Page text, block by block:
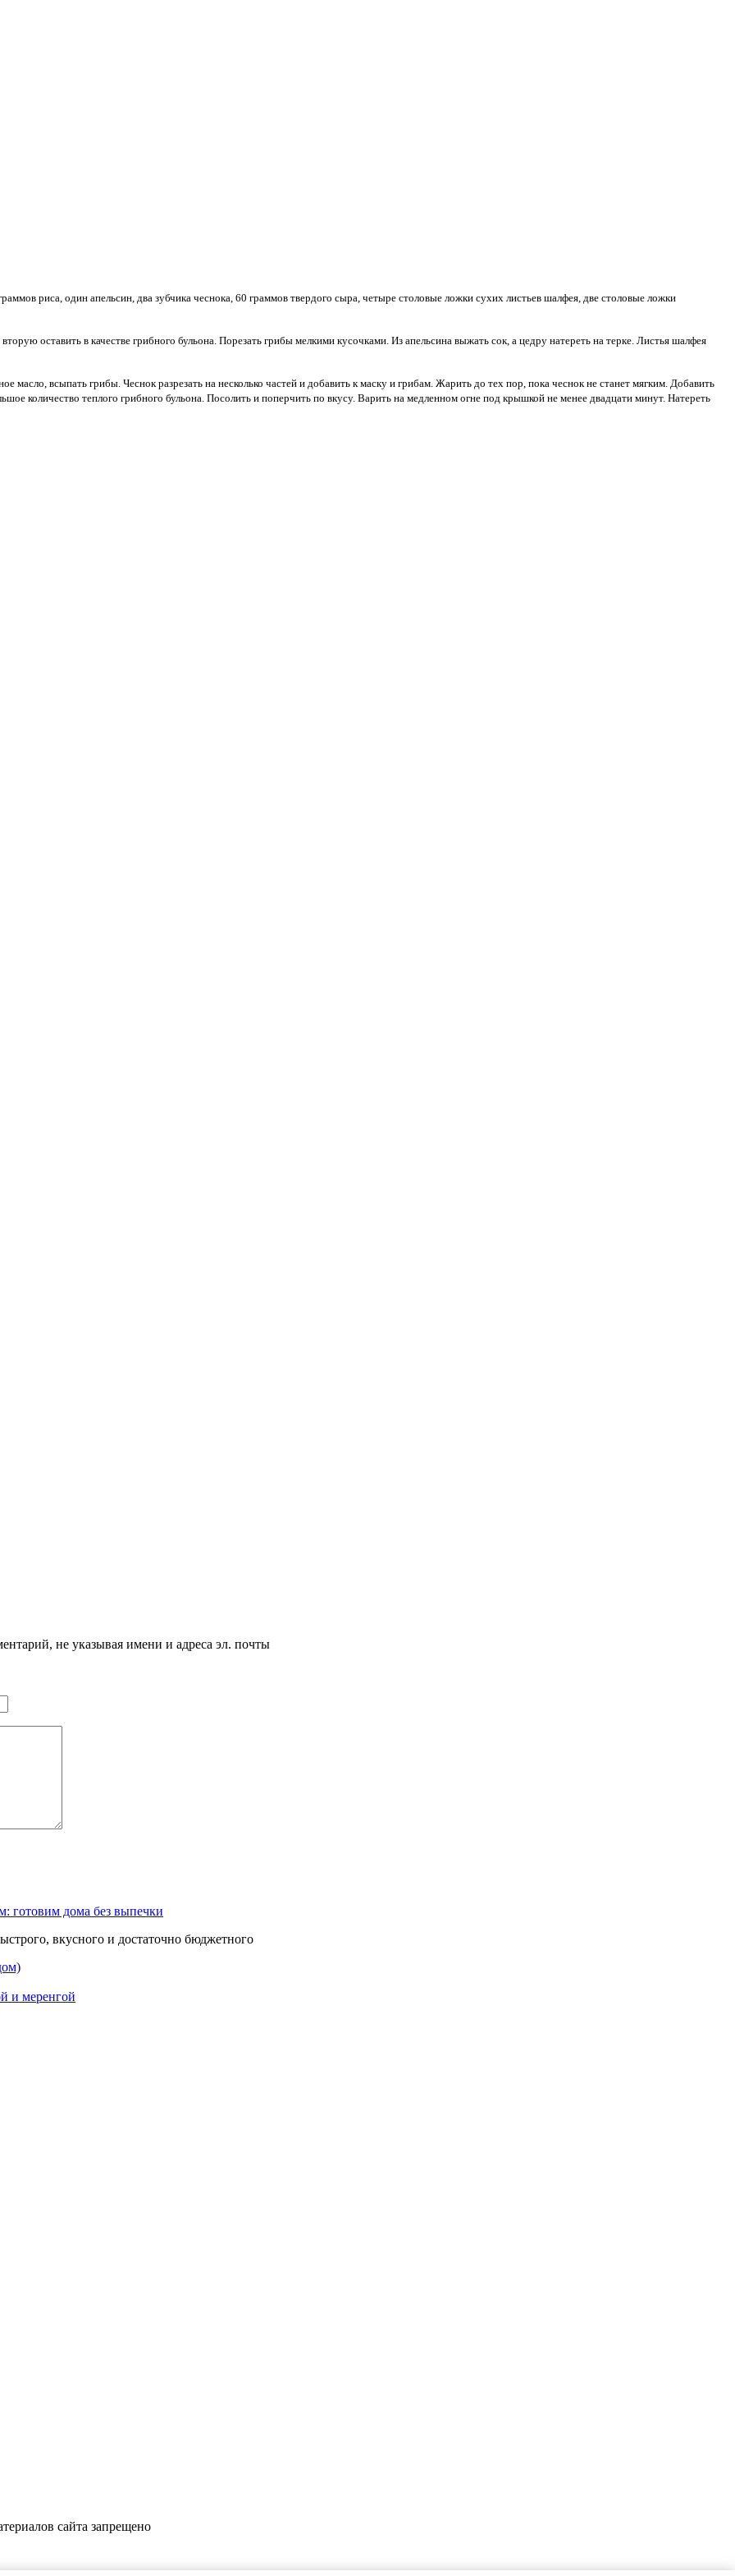
риса, один апельсин, два зубчика чеснока, 60 граммов твердого сыра, четыре столовые ложки сухих листьев шалфея, две столовые ложки
оставить в качестве грибного бульона. Порезать грибы мелкими кусочками. Из апельсина выжать сок, а цедру натереть на терке. Листья шалфея
масло, всыпать грибы. Чеснок разрезать на несколько частей и добавить к маску и грибам. Жарить до тех пор, пока чеснок не станет мягким. Добавить
количество теплого грибного бульона. Посолить и поперчить по вкусу. Варить на медленном огне под крышкой не менее двадцати минут. Натереть
не указывая имени и адреса эл. почты
готовим дома без выпечки
вкусного и достаточно бюджетного
и меренгой
сайта запрещено